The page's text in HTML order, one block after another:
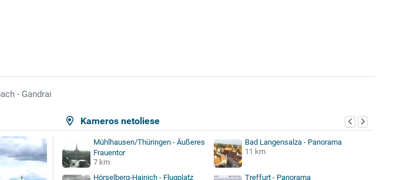
- Gandrai
Kameros netoliese
Mühlhausen/Thüringen - Äußeres
Frauentor
7 km
Bad Langensalza - Panorama
11 km
Hörselberg-Hainich - Flugplatz
Treffurt - Panorama